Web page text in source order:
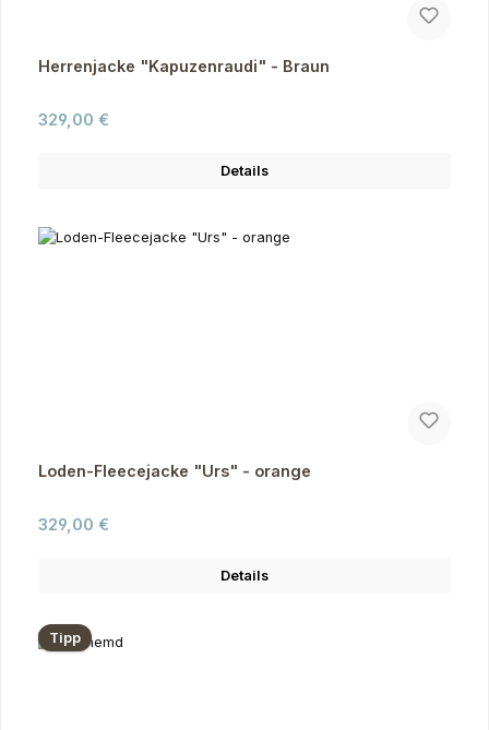
Herrenjacke "Kapuzenraudi" - Braun
Regulärer Preis:
329,00 €
Details
Loden-Fleecejacke "Urs" - orange
Regulärer Preis:
329,00 €
Details
Tipp